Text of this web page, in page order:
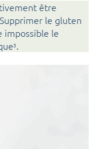
être
le gluten
impossible le
3.